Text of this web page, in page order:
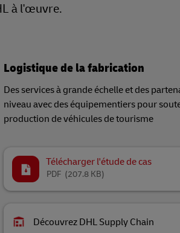
à l'œuvre.
Logistique de la fabrication
Des services à grande échelle et des
niveau avec des équipementiers pour
production de véhicules de tourisme
Télécharger l'étude de cas
(207.8 KB)
PDF
Découvrez DHL Supply Chain